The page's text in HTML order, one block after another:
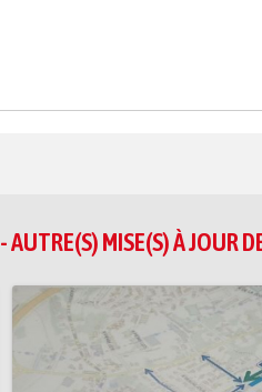
- AUTRE(S) MISE(S) À JOUR